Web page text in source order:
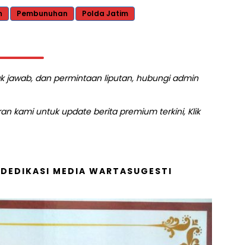
Pembunuhan Polda Jatim
jawab, dan permintaan liputan, hubungi admin
kami untuk update berita premium terkini, Klik
MEDIA WARTASUGESTI